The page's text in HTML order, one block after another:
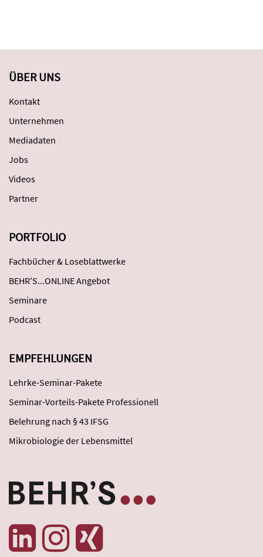
ÜBER UNS
Kontakt
Unternehmen
Mediadaten
Jobs
Videos
Partner
PORTFOLIO
Fachbücher & Loseblattwerke
BEHR'S...ONLINE Angebot
Seminare
Podcast
EMPFEHLUNGEN
Lehrke-Seminar-Pakete
Seminar-Vorteils-Pakete Professionell
Belehrung nach § 43 IFSG
Mikrobiologie der Lebensmittel